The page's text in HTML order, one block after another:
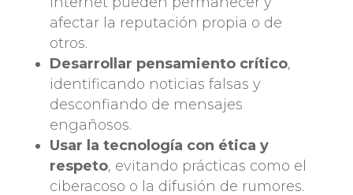
afectar la reputación propia o de
otros.
Desarrollar pensamiento crítico,
identificando noticias falsas y
desconfiando de mensajes
engañosos.
Usar la tecnología con ética y
respeto, evitando prácticas como el
ciberacoso o la difusión de rumores.